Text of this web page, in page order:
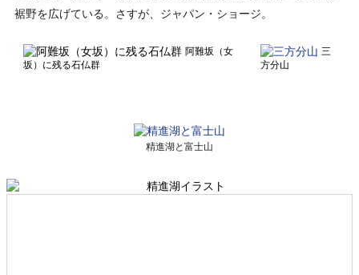
裾野を広げている。さすが、ジャパン・ショージ。
阿難坂（女
坂）に残る石仏群
三
方分山
精進湖と富士山